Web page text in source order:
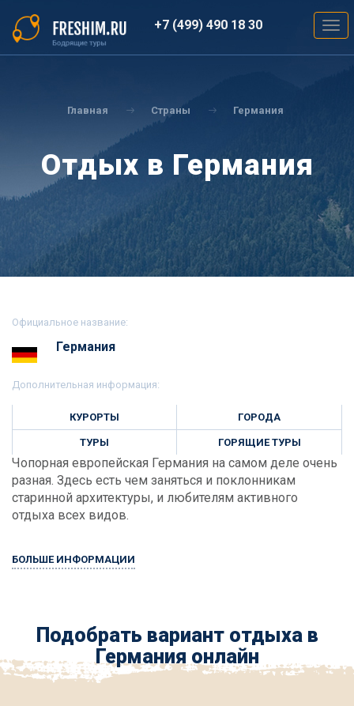
основному
содержанию
+7 (499) 490 18 30
Главная Страны Германия
Отдых в Германия
Официальное название:
Германия
Дополнительная информация:
КУРОРТЫ ГОРОДА
ТУРЫ ГОРЯЩИЕ ТУРЫ
Чопорная европейская Германия на самом деле очень
разная. Здесь есть чем заняться и поклонникам
старинной архитектуры, и любителям активного
отдыха всех видов.
БОЛЬШЕ ИНФОРМАЦИИ
Подобрать вариант отдыха в
Германия онлайн